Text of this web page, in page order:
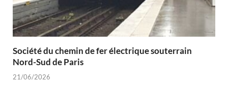
Société du chemin de fer électrique souterrain
Nord-Sud de Paris
21/06/2026